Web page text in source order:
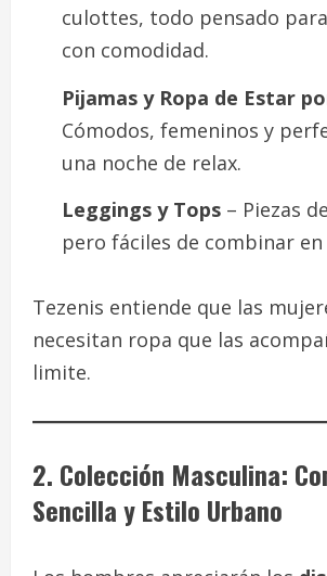
culottes, todo pensado
con comodidad.
Pijamas y Ropa de Estar
Cómodos, femeninos y
una noche de relax.
Leggings y Tops – Piezas
pero fáciles de combinar en
Tezenis entiende que las
necesitan ropa que las
limite.
2. Colección Masculina:
Sencilla y Estilo Urbano